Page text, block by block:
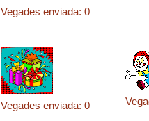
Vegades enviada: 0
Vegades enviada: 0